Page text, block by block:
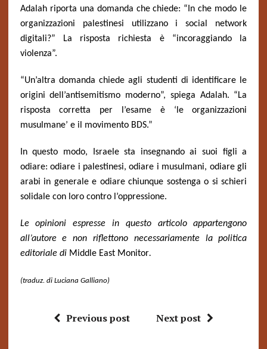
Adalah riporta una domanda che chiede: “In che modo le
organizzazioni palestinesi utilizzano i social network
digitali?” La risposta richiesta è “incoraggiando la
violenza”.
“Un’altra domanda chiede agli studenti di identificare le
origini dell’antisemitismo moderno”, spiega Adalah. “La
risposta corretta per l’esame è ‘le organizzazioni
musulmane’ e il movimento BDS.”
In questo modo, Israele sta insegnando ai suoi figli a
odiare: odiare i palestinesi, odiare i musulmani, odiare gli
arabi in generale e odiare chiunque sostenga o si schieri
solidale con loro contro l’oppressione.
Le opinioni espresse in questo articolo appartengono
all’autore e non riflettono necessariamente la politica
editoriale di Middle East Monitor.
(traduz. di Luciana Galliano)
Previous post Next post